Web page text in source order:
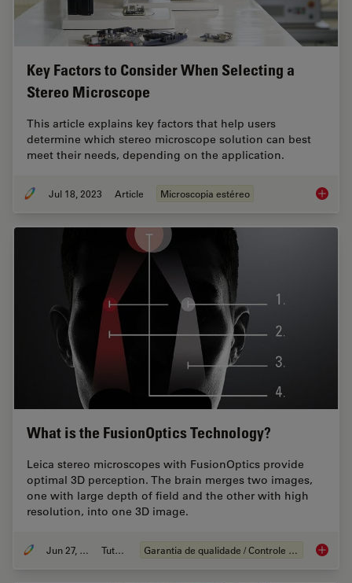
Key Factors to Consider When Selecting a
Stereo Microscope
This article explains key factors that help users
determine which stereo microscope solution can best
meet their needs, depending on the application.
Jul 18, 2023 Article Microscopia estéreo Key
What is the FusionOptics Technology?
Leica stereo microscopes with FusionOptics provide
optimal 3D perception. The brain merges two images,
one with large depth of field and the other with high
resolution, into one 3D image.
Jun 27, 2023 Tutorial Garantia de qualidade / Controle de qualidade What is